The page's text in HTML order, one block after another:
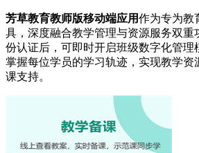
芳草教育教师版移动端应用作为专为教
具，深度融合教学管理与资源服务双重
份认证后，可即时开启班级数字化管理
掌握每位学员的学习轨迹，实现教学资
课支持。